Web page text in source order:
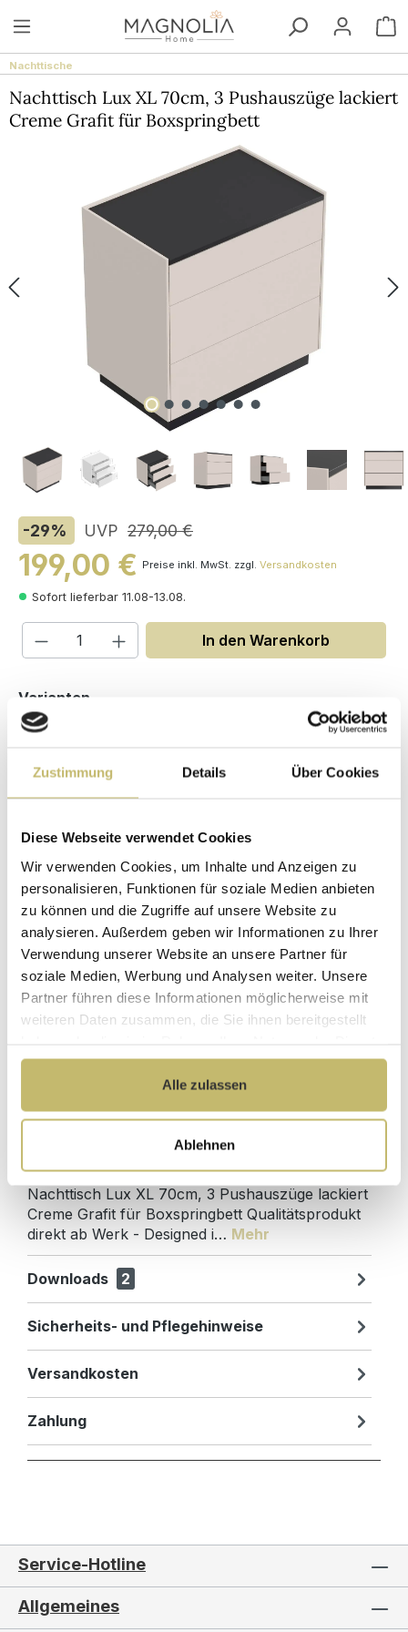
Zustimmung Details Über Cookies
Diese Webseite verwendet Cookies
Wir verwenden Cookies, um Inhalte und Anzeigen zu
personalisieren, Funktionen für soziale Medien anbieten
zu können und die Zugriffe auf unsere Website zu
analysieren. Außerdem geben wir Informationen zu Ihrer
Verwendung unserer Website an unsere Partner für
soziale Medien, Werbung und Analysen weiter. Unsere
Partner führen diese Informationen möglicherweise mit
weiteren Daten zusammen, die Sie ihnen bereitgestellt
gesammelt haben.
Alle zulassen
Ablehnen
Zum Hauptinhalt springen
Nachttische
Nachttisch Lux XL 70cm, 3 Pushauszüge lackiert
Creme Grafit für Boxspringbett
-29% UVP 279,00 €
199,00 € Preise inkl. MwSt. zzgl. Versandkosten
Sofort lieferbar 11.08-13.08.
Produkt Anzahl: Gib den
In den Warenkorb
Varianten
Hochwertige
Materialien
Herstellerpreis
ohne
Zwischenhändler
Kundenbetreuung
mit bester
Bewertung
Gut verpackt für
beschädigungsfreie
Lieferung
Designed in
Germany
1 Monat risikofreies
Rückgaberecht
Produktdetails
Nachttisch Lux XL 70cm, 3 Pushauszüge lackiert
Creme Grafit für Boxspringbett Qualitätsprodukt
direkt ab Werk - Designed i… Mehr
Downloads 2
Sicherheits- und Pflegehinweise
Versandkosten
Zahlung
Service-Hotline
Allgemeines